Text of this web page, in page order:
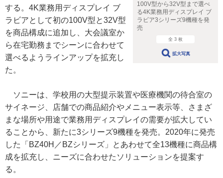
100V型から32V型まで選べ
る4K業務用ディスプレイ ブ
ラビア3シリーズ9機種を発
売
全 3 枚
拡大写真
する。4K業務用ディスプレイ ブ
ラビアとして初の100V型と32V型
を商品構成に追加し、大会議室か
ら在宅勤務までシーンに合わせて
選べるようラインアップを拡充し
た。
ソニーは、学校用の大型提示装置や医療機関の待合室の
サイネージ、店舗での商品紹介やメニュー表示等、さまざ
まな場所や用途で業務用ディスプレイの需要が拡大してい
ることから、新たに3シリーズ9機種を発売。2020年に発売
した「BZ40H／BZシリーズ」とあわせて全13機種に商品構
成を拡充し、ニーズに合わせたソリューションを提案す
る。